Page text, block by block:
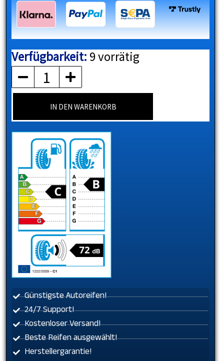
Verfügbarkeit: 9 vorrätig
BRIDGESTONE
Menge
IN DEN WARENKORB
Günstigste Autoreifen!
24/7 Support!
Kostenloser Versand!
Beste Reifen ausgewählt!
Herstellergarantie!